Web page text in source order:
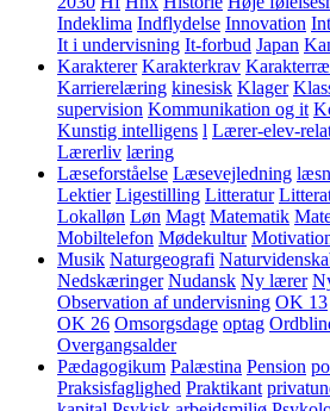
Indeklima Indflydelse Innovation
It i undervisning It-forbud Japan
Karakterer Karakterkrav
Karrierelæring kinesisk Klager
supervision Kommunikation og it
Kunstig intelligens l Lærer-elev-
Lærerliv læring
Læseforståelse Læsevejledning
Lektier Ligestilling Litteratur
Lokalløn Løn Magt Matematik
Mobiltelefon Mødekultur
Musik Naturgeografi
Nedskæringer Nudansk Ny lærer
Observation af undervisning OK 13
OK 26 Omsorgsdage optag
Overgangsalder
Pædagogikum Palæstina Pension
Praksisfaglighed Praktikant